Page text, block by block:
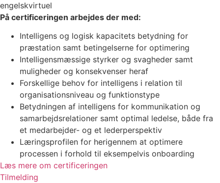
engelskvirtuel
På certificeringen arbejdes der med:
Intelligens og logisk kapacitets betydning for
præstation samt betingelserne for optimering
Intelligensmæssige styrker og svagheder samt
muligheder og konsekvenser heraf
Forskellige behov for intelligens i relation til
organisationsniveau og funktionstype
Betydningen af intelligens for kommunikation og
samarbejdsrelationer samt optimal ledelse, både fra
et medarbejder- og et lederperspektiv
Læringsprofilen for herigennem at optimere
processen i forhold til eksempelvis onboarding
Læs mere om certificeringen
Tilmelding